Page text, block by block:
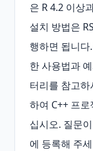
은 R 4.2 이상
설치 방법은
행하면 됩니
한 사용법과
터리를 참고
하여 C++ 프
십시오. 질문
에 등록해 주